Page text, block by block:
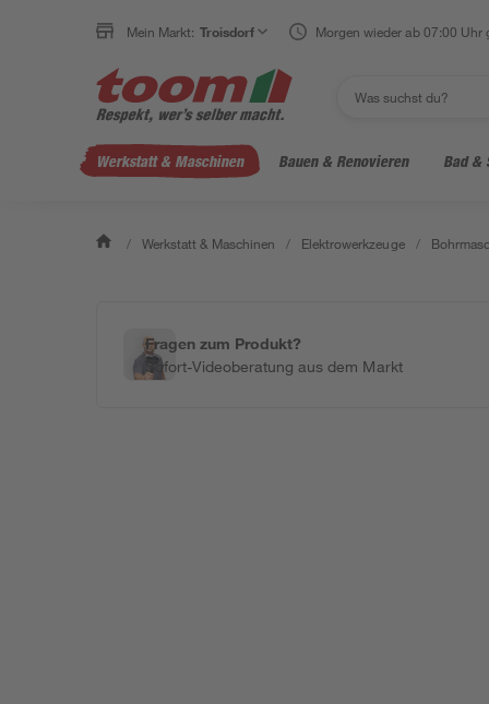
Mein Markt: Troisdorf Morgen wieder ab 07:00 Uhr
Werkstatt & Maschinen Bauen & Renovieren Bad &
/ Werkstatt & Maschinen / Elektrowerkzeuge /
Fragen zum Produkt?
Sofort-Videoberatung aus dem Markt